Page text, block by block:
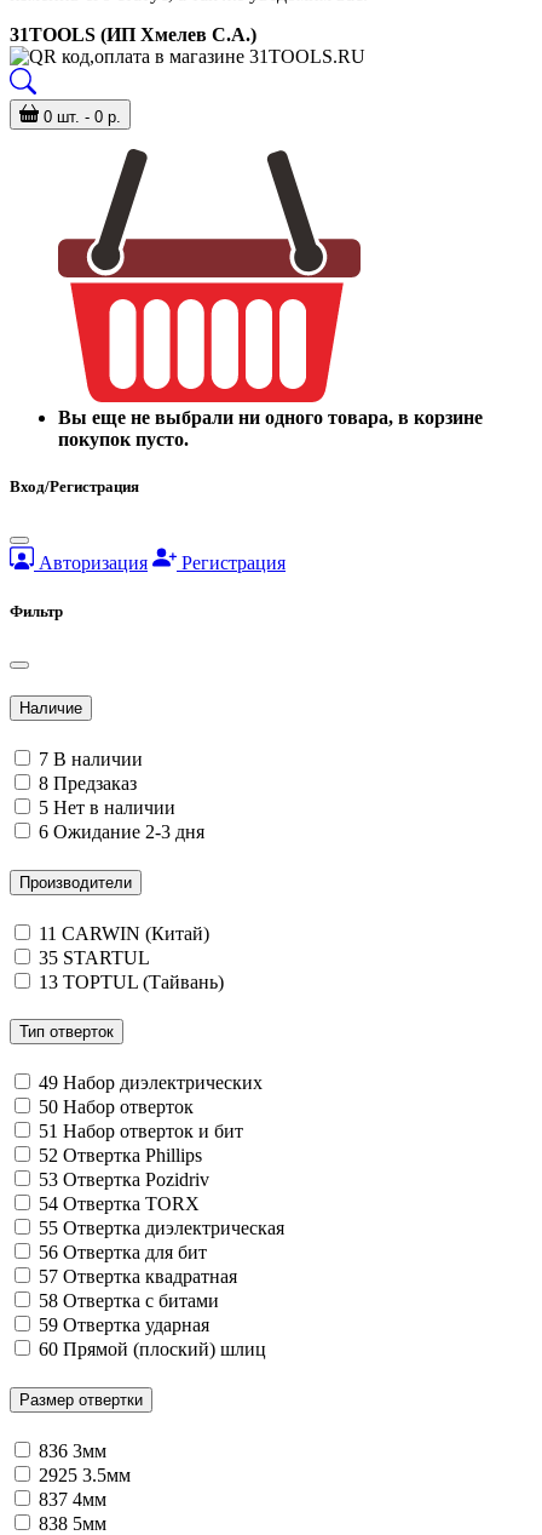
31TOOLS (ИП Хмелев С.А.)
0 шт. - 0 р.
Вы еще не выбрали ни одного товара, в корзине
покупок пусто.
Вход/Регистрация
Авторизация Регистрация
Фильтр
Наличие
7 В наличии
8 Предзаказ
5 Нет в наличии
6 Ожидание 2-3 дня
Производители
11 CARWIN (Китай)
35 STARTUL
13 TOPTUL (Тайвань)
Тип отверток
49 Набор диэлектрических
50 Набор отверток
51 Набор отверток и бит
52 Отвертка Phillips
53 Отвертка Pozidriv
54 Отвертка TORX
55 Отвертка диэлектрическая
56 Отвертка для бит
57 Отвертка квадратная
58 Отвертка с битами
59 Отвертка ударная
60 Прямой (плоский) шлиц
Размер отвертки
836 3мм
2925 3.5мм
837 4мм
838 5мм